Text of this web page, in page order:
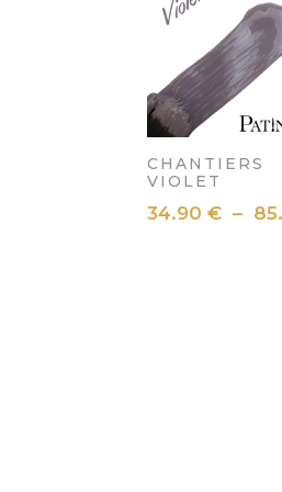
CHANTIERS
VIOLET
34.90€ –